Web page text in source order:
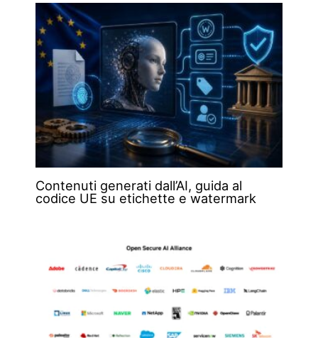
Contenuti generati dall’AI, guida al
codice UE su etichette e watermark